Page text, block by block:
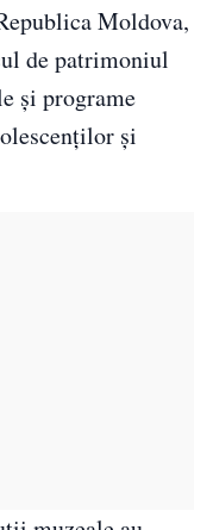
Moldova,
de patrimoniul
și programe
și